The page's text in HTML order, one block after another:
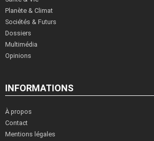
Planète & Climat
Sociétés & Futurs
Dossiers
Multimédia
Opinions
INFORMATIONS
À propos
Contact
Mentions légales